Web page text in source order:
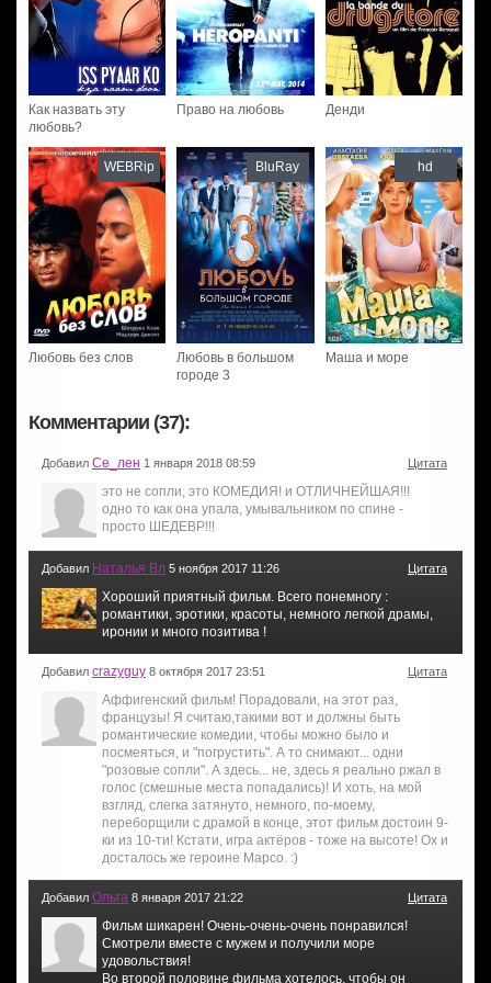
Как назвать эту
любовь?
Право на любовь Денди
Любовь без слов
WEBRip
Любовь в большом
городе 3
BluRay
Маша и море
hd
Комментарии (37):
Добавил Се_лен 1 января 2018 08:59 Цитата
это не сопли, это КОМЕДИЯ! и ОТЛИЧНЕЙШАЯ!!!
одно то как она упала, умывальником по спине -
просто ШЕДЕВР!!!
Добавил Наталья Вл 5 ноября 2017 11:26 Цитата
Хороший приятный фильм. Всего понемногу :
романтики, эротики, красоты, немного легкой драмы,
иронии и много позитива !
Добавил crazyguy 8 октября 2017 23:51 Цитата
Аффигенский фильм! Порадовали, на этот раз,
французы! Я считаю,такими вот и должны быть
романтические комедии, чтобы можно было и
посмеяться, и "погрустить". А то снимают... одни
"розовые сопли". А здесь... не, здесь я реально ржал в
голос (смешные места попадались)! И хоть, на мой
взгляд, слегка затянуто, немного, по-моему,
переборщили с драмой в конце, этот фильм достоин 9-
ки из 10-ти! Кстати, игра актёров - тоже на высоте! Ох и
досталось же героине Марсо. :)
Добавил Ольга 8 января 2017 21:22 Цитата
Фильм шикарен! Очень-очень-очень понравился!
Смотрели вместе с мужем и получили море
удовольствия!
Во второй половине фильма хотелось, чтобы он